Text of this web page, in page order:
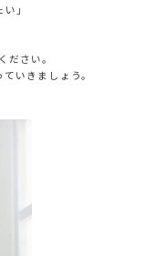
」
さい。
いきましょう。